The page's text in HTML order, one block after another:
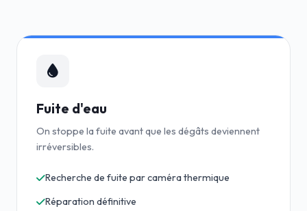
Fuite d'eau
On stoppe la fuite avant que les dégâts deviennent
irréversibles.
Recherche de fuite par caméra thermique
Réparation définitive